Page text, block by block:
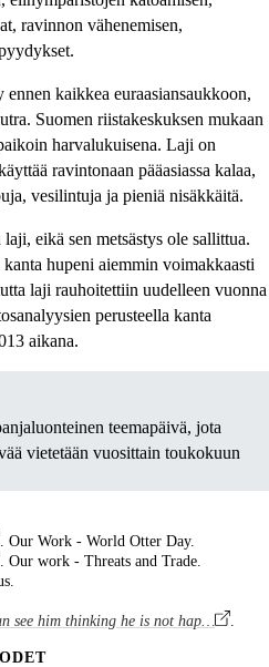
ravinnon vähenemisen,
kaikkea euraasiansaukkoon,
Suomen riistakeskuksen mukaan
harvalukuisena. Laji on
ravintonaan pääasiassa kalaa,
vesilintuja ja pieniä nisäkkäitä.
eikä sen metsästys ole sallittua.
hupeni aiemmin voimakkaasti
laji rauhoitettiin uudelleen vuonna
perusteella kanta
aikana.
teemapäivä, jota
vietetään vuosittain toukokuun
. Our Work - World Otter Day.
. Our work - Threats and Trade.
see him thinking he is not hap…